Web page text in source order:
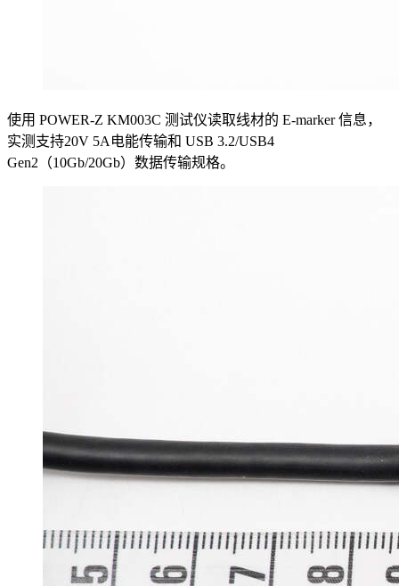
使用 POWER-Z KM003C 测试仪读取线材的 E-marker 信息，
实测支持20V 5A电能传输和 USB 3.2/USB4
Gen2（10Gb/20Gb）数据传输规格。